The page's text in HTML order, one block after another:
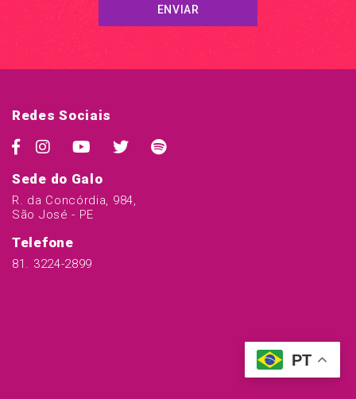
ENVIAR
Redes Sociais
Sede do Galo
R. da Concórdia, 984,
São José - PE
Telefone
81. 3224-2899
PT